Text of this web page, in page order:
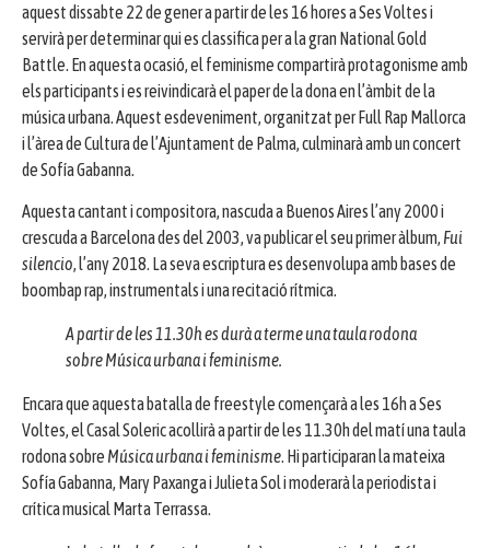
aquest dissabte 22 de gener a partir de les 16 hores a Ses Voltes i
servirà per determinar qui es classifica per a la gran National Gold
Battle. En aquesta ocasió, el feminisme compartirà protagonisme amb
els participants i es reivindicarà el paper de la dona en l’àmbit de la
música urbana. Aquest esdeveniment, organitzat per Full Rap Mallorca
i l’àrea de Cultura de l’Ajuntament de Palma, culminarà amb un concert
de Sofía Gabanna.
Aquesta cantant i compositora, nascuda a Buenos Aires l’any 2000 i
crescuda a Barcelona des del 2003, va publicar el seu primer àlbum, Fui
silencio, l’any 2018. La seva escriptura es desenvolupa amb bases de
boombap rap, instrumentals i una recitació rítmica.
A partir de les 11.30h es durà a terme una taula rodona
sobre Música urbana i feminisme.
Encara que aquesta batalla de freestyle començarà a les 16h a Ses
Voltes, el Casal Soleric acollirà a partir de les 11.30h del matí una taula
rodona sobre Música urbana i feminisme. Hi participaran la mateixa
Sofía Gabanna, Mary Paxanga i Julieta Sol i moderarà la periodista i
crítica musical Marta Terrassa.